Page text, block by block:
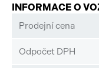
INFORMACE O
Prodejní cena
Odpočet DPH